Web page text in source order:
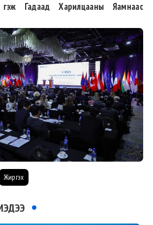
гэж Гадаад Харилцааны Яамнаас
Жиргэх